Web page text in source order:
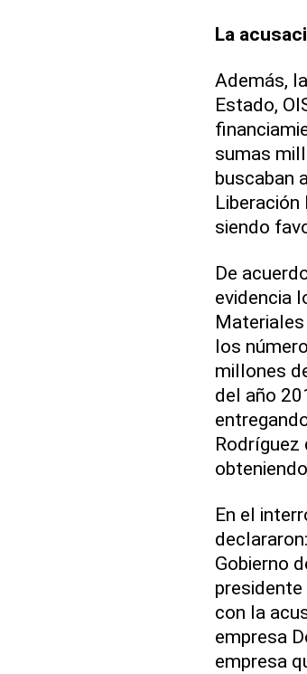
La
Además,
Estado,
sumas
buscaban
Liberación
siendo
De
evidencia
los
millones
del año
Rodríguez
En el
Gobierno
presidente
con la
empresa
empresa